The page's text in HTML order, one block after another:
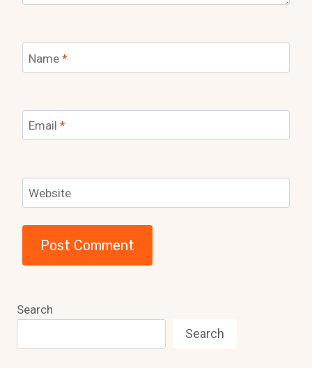
Name *
Email *
Website
Search
Search